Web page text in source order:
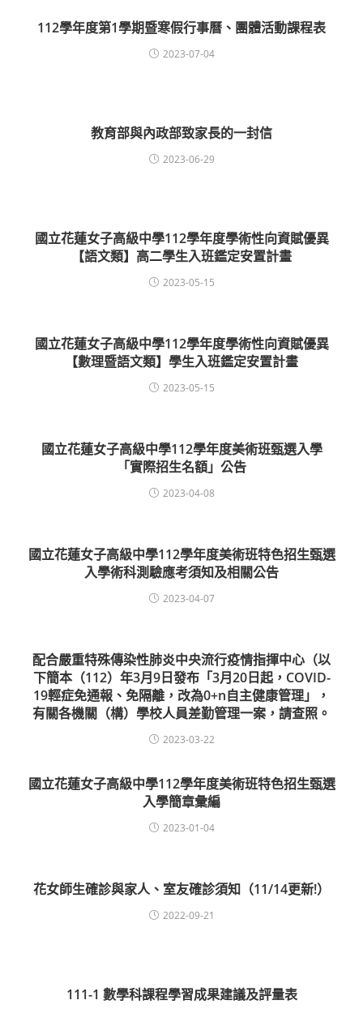
112學年度第1學期暨寒假行事曆、團體活動課程表
2023-07-04
教育部與內政部致家長的一封信
2023-06-29
國立花蓮女子高級中學112學年度學術性向資賦優異
【語文類】高二學生入班鑑定安置計畫
2023-05-15
國立花蓮女子高級中學112學年度學術性向資賦優異
【數理暨語文類】學生入班鑑定安置計畫
2023-05-15
國立花蓮女子高級中學112學年度美術班甄選入學
「實際招生名額」公告
2023-04-08
國立花蓮女子高級中學112學年度美術班特色招生甄選
入學術科測驗應考須知及相關公告
2023-04-07
配合嚴重特殊傳染性肺炎中央流行疫情指揮中心（以
下簡本（112）年3月9日發布「3月20日起，COVID-
19輕症免通報、免隔離，改為0+n自主健康管理」，
有關各機關（構）學校人員差勤管理一案，請查照。
2023-03-22
國立花蓮女子高級中學112學年度美術班特色招生甄選
入學簡章彙編
2023-01-04
花女師生確診與家人、室友確診須知（11/14更新!）
2022-09-21
111-1 數學科課程學習成果建議及評量表